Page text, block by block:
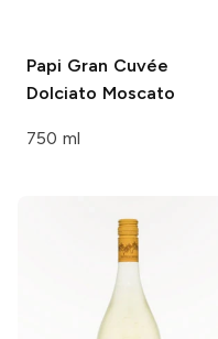
Papi Gran Cuvée
Dolciato Moscato
750 ml